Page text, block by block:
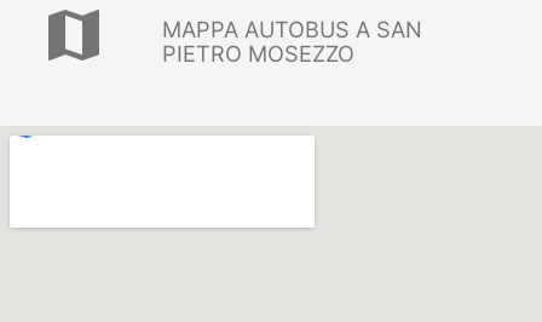
map
MAPPA AUTOBUS A SAN
PIETRO MOSEZZO